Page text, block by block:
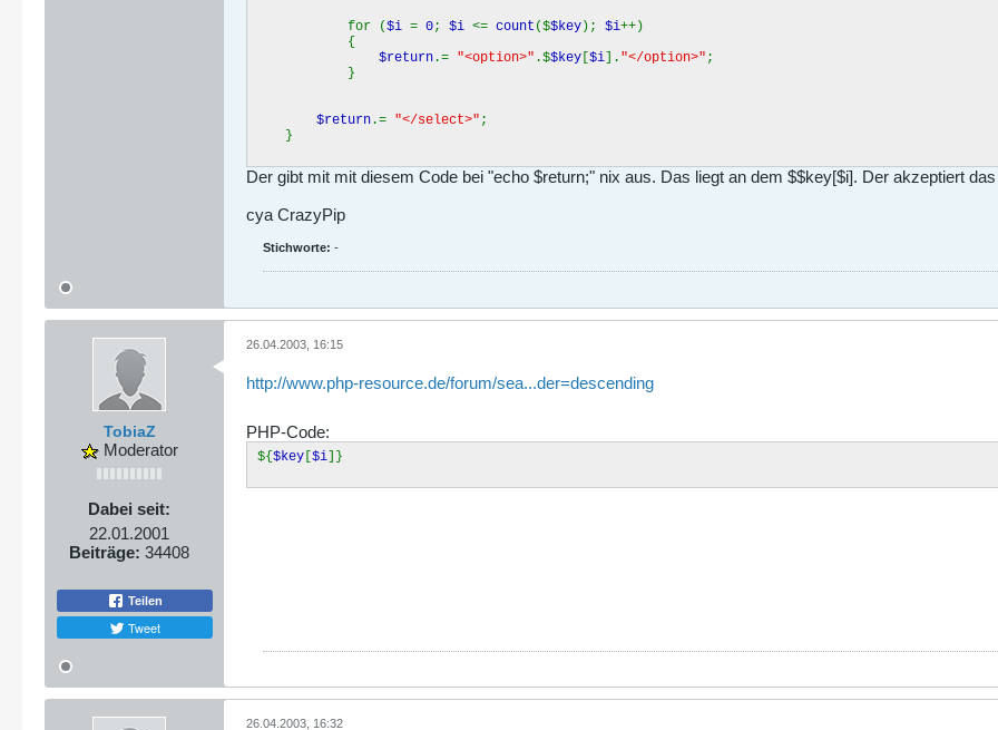
for ($i = 0; $i <= count ($$key ); $i++)
{
$return .= "<option>" .$$key $i ]. "</option>" ;
}
$return .= "</select>" ;
}
Der gibt mit mit diesem Code bei "echo $return;" nix aus. Das liegt an dem $$key[$i]. Der akzeptiert
cya CrazyPip
Stichworte: -
TobiaZ
Moderator
Dabei seit:
22.01.2001
Beiträge: 34408
Teilen
Tweet
26.04.2003, 16:15
http://www.php-resource.de/forum/sea...der=descending
PHP-Code:
${$key [$i]}
26.04.2003, 16:32